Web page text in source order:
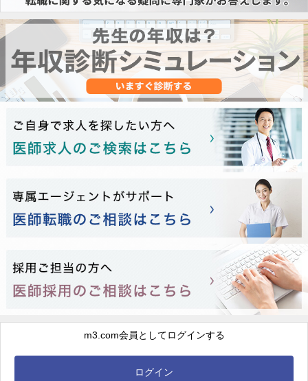
m3.com会員としてログインする
ログイン